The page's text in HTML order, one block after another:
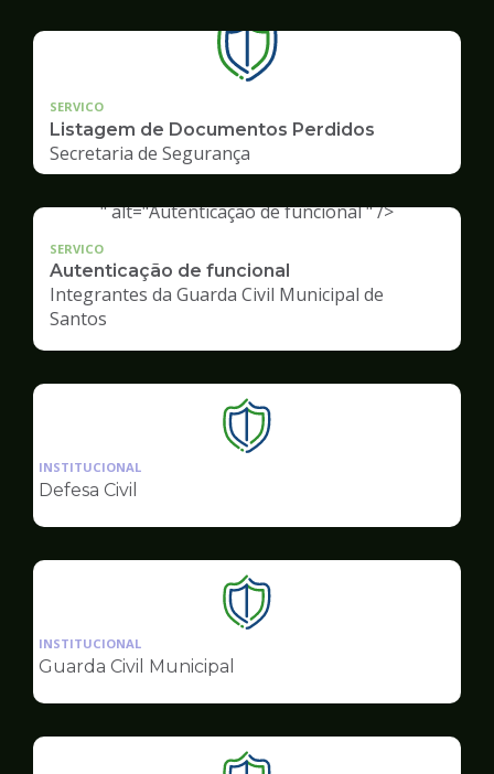
SERVICO
Listagem de Documentos Perdidos
Secretaria de Segurança
" alt="Autenticação de funcional " />
SERVICO
Autenticação de funcional
Integrantes da Guarda Civil Municipal de
Santos
Ilustração
da
Segurança
INSTITUCIONAL
Defesa Civil
Ilustração
da
Segurança
INSTITUCIONAL
Guarda Civil Municipal